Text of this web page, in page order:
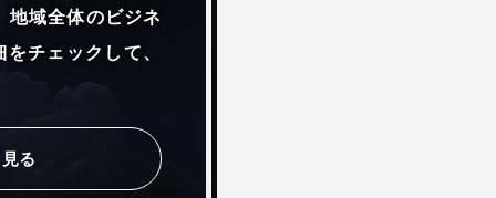
地域全体のビジネ
チェックして、
る